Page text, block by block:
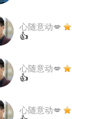
心随意动💋
👍
心随意动💋
👍
心随意动💋